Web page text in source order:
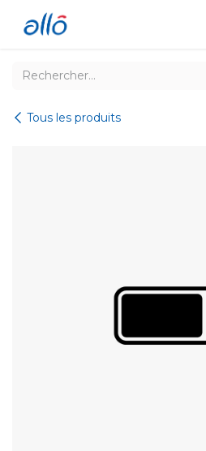
Tous les produits